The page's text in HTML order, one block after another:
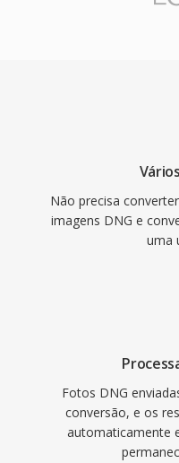
Não precisa
imagens DNG e
uma
Fotos DNG
conversão, e os
automaticamente